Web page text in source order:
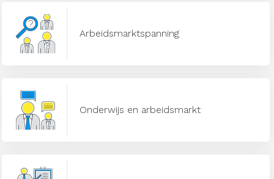
Arbeidsmarktspanning
Onderwijs en arbeidsmarkt